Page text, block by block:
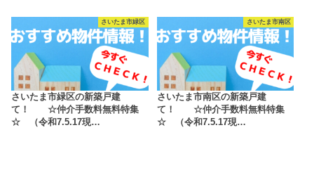
さいたま市緑区
さいたま市緑区の新築戸建
て！ ☆仲介手数料無料特集
☆ （令和7.5.17現…
さいたま市南区
さいたま市南区の新築戸建
て！ ☆仲介手数料無料特集
☆ （令和7.5.17現…